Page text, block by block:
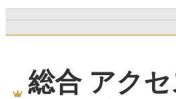
総合 アク